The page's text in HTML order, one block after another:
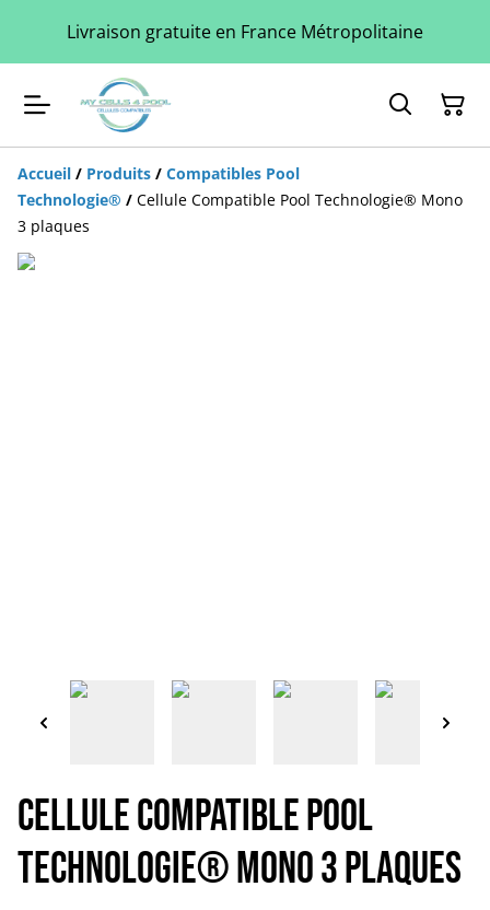
Livraison gratuite en France Métropolitaine
Accueil / Produits / Compatibles Pool
Technologie® / Cellule Compatible Pool Technologie® Mono
3 plaques
Cellule Compatible Pool
Technologie® Mono 3 plaques